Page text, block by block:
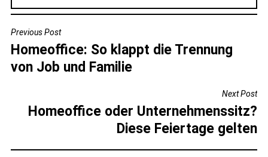
BEITRAGSNAVIGATION
Previous Post
Homeoffice: So klappt die Trennung
von Job und Familie
Next Post
Homeoffice oder Unternehmenssitz?
Diese Feiertage gelten